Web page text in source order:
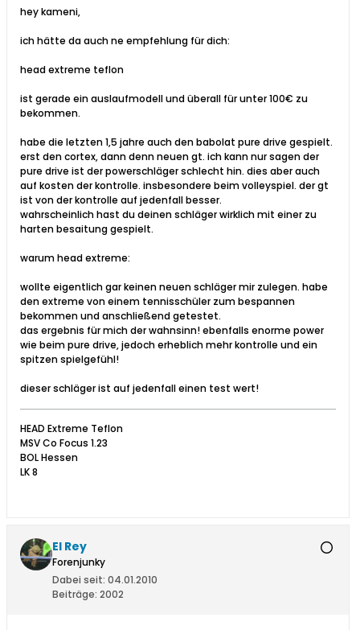
hey kameni,
ich hätte da auch ne empfehlung für dich:
head extreme teflon
ist gerade ein auslaufmodell und überall für unter 100€ zu
bekommen.
habe die letzten 1,5 jahre auch den babolat pure drive gespielt.
erst den cortex, dann denn neuen gt. ich kann nur sagen der
pure drive ist der powerschläger schlecht hin. dies aber auch
auf kosten der kontrolle. insbesondere beim volleyspiel. der gt
ist von der kontrolle auf jedenfall besser.
wahrscheinlich hast du deinen schläger wirklich mit einer zu
harten besaitung gespielt.
warum head extreme:
wollte eigentlich gar keinen neuen schläger mir zulegen. habe
den extreme von einem tennisschüler zum bespannen
bekommen und anschließend getestet.
das ergebnis für mich der wahnsinn! ebenfalls enorme power
wie beim pure drive, jedoch erheblich mehr kontrolle und ein
spitzen spielgefühl!
dieser schläger ist auf jedenfall einen test wert!
HEAD Extreme Teflon
MSV Co Focus 1.23
BOL Hessen
LK 8
El Rey
Forenjunky
Dabei seit: 04.01.2010
Beiträge: 2002